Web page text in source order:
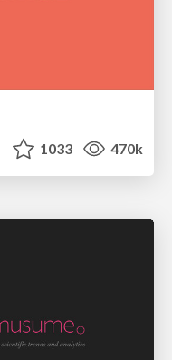
1033 470k